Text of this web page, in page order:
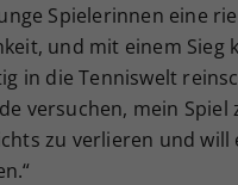
Spielerinnen eine
und mit einem Sieg
in die Tenniswelt
versuchen, mein Spiel
zu verlieren und will